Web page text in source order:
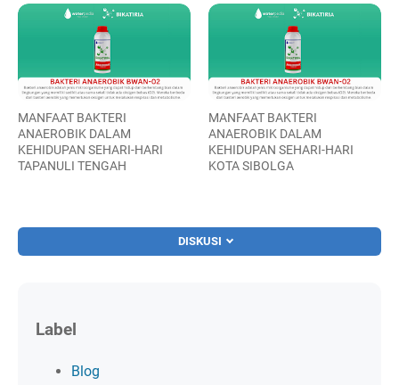
MANFAAT BAKTERI
ANAEROBIK DALAM
KEHIDUPAN SEHARI-HARI
TAPANULI TENGAH
MANFAAT BAKTERI
ANAEROBIK DALAM
KEHIDUPAN SEHARI-HARI
KOTA SIBOLGA
DISKUSI
Label
Blog